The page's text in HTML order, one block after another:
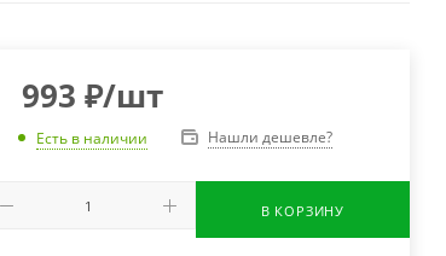
993 ₽/шт
Есть в наличии Нашли дешевле?
В КОРЗИНУ